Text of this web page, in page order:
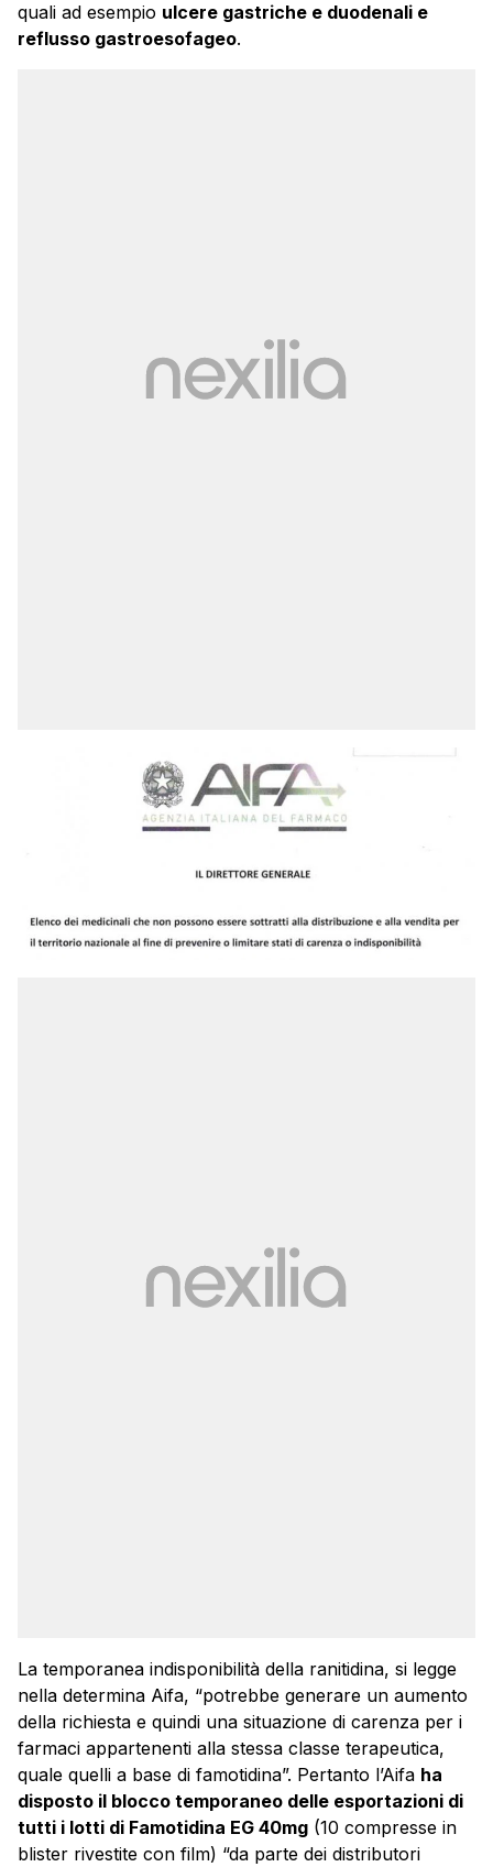
quali ad esempio ulcere gastriche e duodenali e
reflusso gastroesofageo.
La temporanea indisponibilità della ranitidina, si legge
nella determina Aifa, “potrebbe generare un aumento
della richiesta e quindi una situazione di carenza per i
farmaci appartenenti alla stessa classe terapeutica,
quale quelli a base di famotidina”. Pertanto l’Aifa ha
disposto il blocco temporaneo delle esportazioni di
tutti i lotti di Famotidina EG 40mg (10 compresse in
blister rivestite con film) “da parte dei distributori